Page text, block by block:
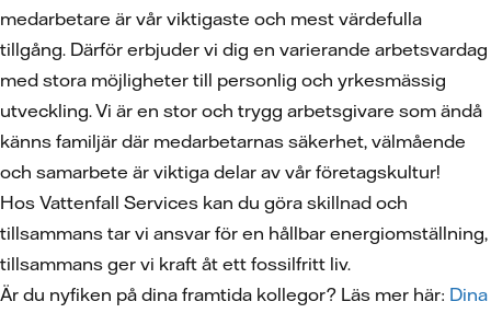
medarbetare är vår viktigaste och mest värdefulla
tillgång. Därför erbjuder vi dig en varierande arbetsvardag
med stora möjligheter till personlig och yrkesmässig
utveckling. Vi är en stor och trygg arbetsgivare som ändå
känns familjär där medarbetarnas säkerhet, välmående
och samarbete är viktiga delar av vår företagskultur!
Hos Vattenfall Services kan du göra skillnad och
tillsammans tar vi ansvar för en hållbar energiomställning,
tillsammans ger vi kraft åt ett fossilfritt liv.
Är du nyfiken på dina framtida kollegor? Läs mer här: Dina